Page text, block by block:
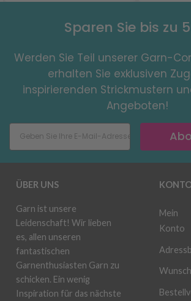
Sparen Sie bis zu
Werden Sie Teil unserer Garn-
erhalten Sie exklusiven
inspirierenden Strickmustern
Angeboten!
ÜBER UNS
Garn ist unsere
Leidenschaft! Wir lieben
es, allen unseren
fantastischen
Garnenthusiasten Garn zu
schicken. Ein wenig
Inspiration für das nächste
Mein
Konto